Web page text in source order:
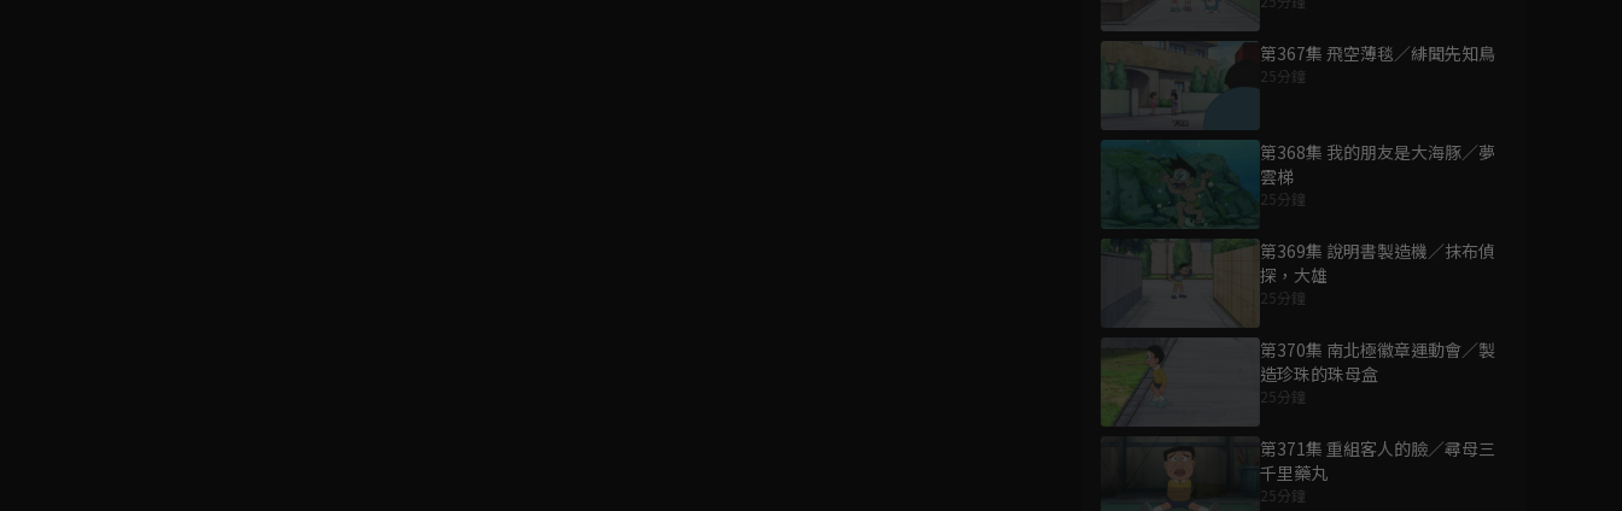
第367集 飛空薄毯／緋聞先知鳥
25分鐘
第368集 我的朋友是大海豚／夢
雲梯
25分鐘
第369集 說明書製造機／抹布偵
探，大雄
25分鐘
第370集 南北極徽章運動會／製
造珍珠的珠母盒
25分鐘
第371集 重組客人的臉／尋母三
千里藥丸
25分鐘